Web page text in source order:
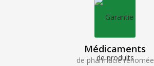
Médicaments
de pharmacie renomée